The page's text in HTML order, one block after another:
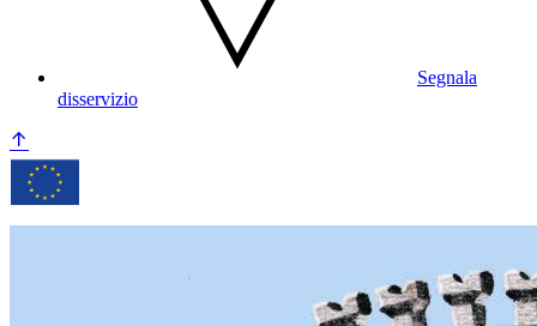
Segnala
disservizio